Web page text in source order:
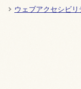
ウェブアクセシビリ